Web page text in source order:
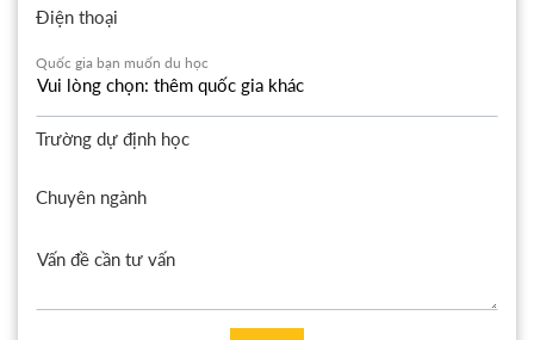
Điện thoại
Quốc gia bạn muốn du học
Trường dự định học
Chuyên ngành